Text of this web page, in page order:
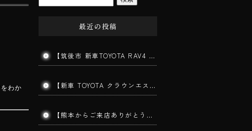
をわか
最近の投稿
【筑後市 新車TOYOTA RAV4 ガラスコーティング施工】新車でも下地処理が仕上がりを左右します！
【新車 TOYOTA クラウンエステート施工】202ブラックの美しさを最大限に引き出す三層ガラスコーティング｜みやま市よりご来店
【熊本からご来店ありがとうございます】手洗い洗車で愛車をリフレッシュ！コーティングを長持ちさせる秘訣とは？｜筑後市 BigWorldDoor